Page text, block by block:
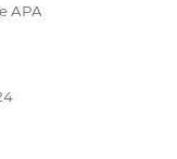
APA